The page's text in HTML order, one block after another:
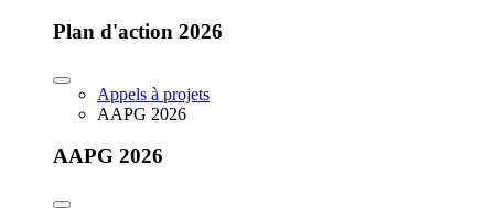
Plan d'action 2026
Appels à projets
AAPG 2026
AAPG 2026